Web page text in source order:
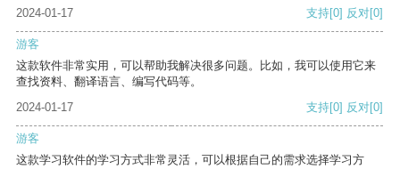
2024-01-17
支持[0] 反对[0]
游客
这款软件非常实用，可以帮助我解决很多问题。比如，我可以使用它来
查找资料、翻译语言、编写代码等。
2024-01-17
支持[0] 反对[0]
游客
这款学习软件的学习方式非常灵活，可以根据自己的需求选择学习方